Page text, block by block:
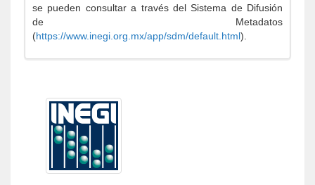
se pueden consultar a través del Sistema de Difusión
de Metadatos
(https://www.inegi.org.mx/app/sdm/default.html).